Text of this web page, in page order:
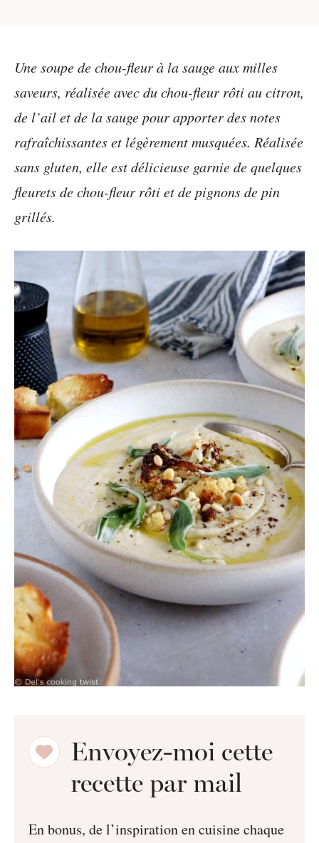
Une soupe de chou-fleur à la sauge aux milles
saveurs, réalisée avec du chou-fleur rôti au citron,
de l’ail et de la sauge pour apporter des notes
rafraîchissantes et légèrement musquées. Réalisée
sans gluten, elle est délicieuse garnie de quelques
fleurets de chou-fleur rôti et de pignons de pin
grillés.
Envoyez-moi cette
recette par mail
En bonus, de l’inspiration en cuisine chaque